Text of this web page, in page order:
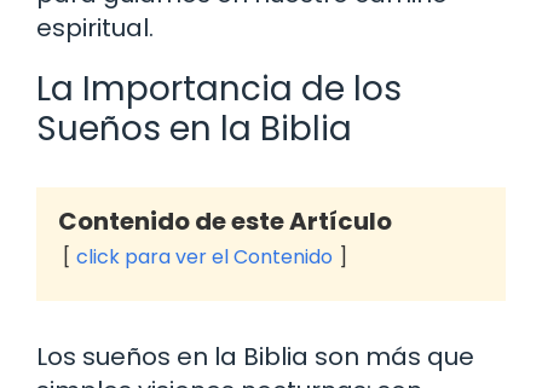
espiritual.
La Importancia de los
Sueños en la Biblia
Contenido de este Artículo
click para ver el Contenido
Los sueños en la Biblia son más que